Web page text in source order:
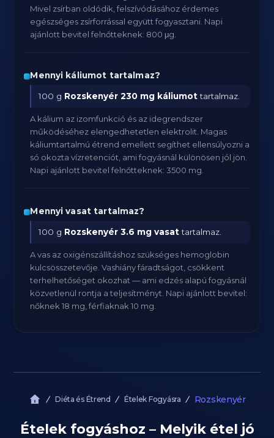
Mivel zsírban oldódik, felszívódásához érdemes
egészséges zsírforrással együtt fogyasztani. Napi
ajánlott bevitel felnőtteknek: 800 μg.
Mennyi káliumot tartalmaz?
100 g Rozskenyér 230 mg káliumottartalmaz.
A kálium az izomfunkció és az idegrendszer
működéséhez elengedhetetlen elektrolit. Magas
káliumtartalmú étrend emellett segíthet ellensúlyozni a
só okozta vízretenciót, ami fogyásnál különösen jól jön.
Napi ajánlott bevitel felnőtteknek: 3500 mg.
Mennyi vasat tartalmaz?
100 g Rozskenyér 3.6 mg vasattartalmaz.
A vas az oxigénszállításhoz szükséges hemoglobin
kulcsösszetevője. Vashiány fáradtságot, csökkent
terhelhetőséget okozhat — ami edzés alapú fogyásnál
közvetlenül rontja a teljesítményt. Napi ajánlott bevitel:
nőknek 18 mg, férfiaknak 10 mg.
Diéta és Étrend Ételek Fogyásra Rozskenyér
Ételek fogyáshoz – Melyik étel jó